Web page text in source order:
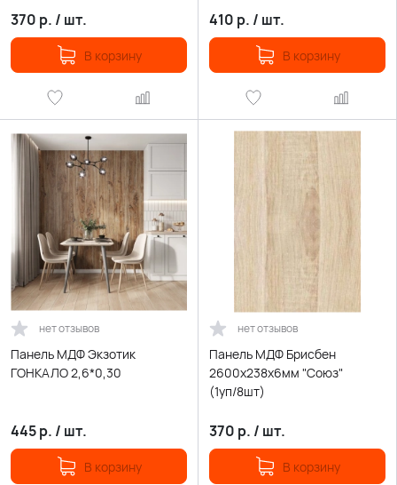
370 р. / шт.
В корзину
410 р. / шт.
В корзину
нет отзывов
Панель МДФ Экзотик
ГОНКАЛО 2,6*0,30
445р. / шт.
В корзину
нет отзывов
Панель МДФ Брисбен
2600х238х6мм "Союз"
(1уп/8шт)
370 р. / шт.
В корзину